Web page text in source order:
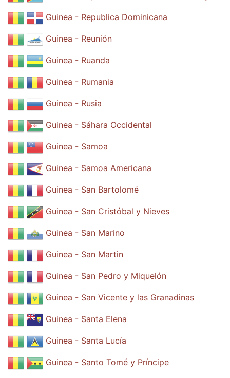
Guinea - Republica Dominicana
Guinea - Reunión
Guinea - Ruanda
Guinea - Rumania
Guinea - Rusia
Guinea - Sáhara Occidental
Guinea - Samoa
Guinea - Samoa Americana
Guinea - San Bartolomé
Guinea - San Cristóbal y Nieves
Guinea - San Marino
Guinea - San Martin
Guinea - San Pedro y Miquelón
Guinea - San Vicente y las Granadinas
Guinea - Santa Elena
Guinea - Santa Lucía
Guinea - Santo Tomé y Príncipe